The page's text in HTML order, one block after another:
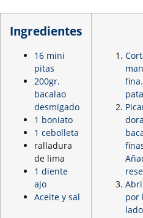
Ingredientes
16 mini
pitas
200gr.
bacalao
desmigado
1 boniato
1 cebolleta
ralladura
de lima
1 diente
ajo
Aceite y sal
por